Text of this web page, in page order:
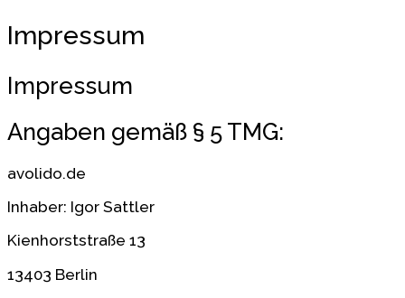
Impressum
Impressum
Angaben gemäß § 5 TMG:
avolido.de
Inhaber: Igor Sattler
Kienhorststraße 13
13403 Berlin